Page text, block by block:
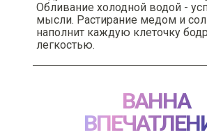
Обливание холодной водой -
мысли. Растирание медом и
наполнит каждую клеточку
легкостью.
ВАННА